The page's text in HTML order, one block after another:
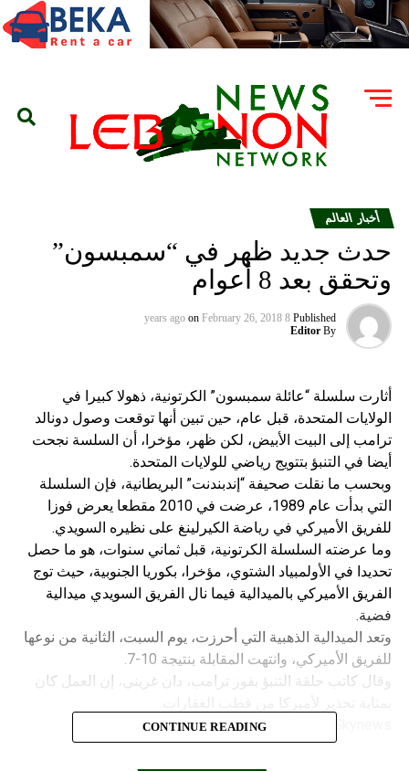
أخبار العالم
حدث جديد ظهر في “سمبسون”
وتحقق بعد 8 أعوام
Published
8 years ago
on February 26, 2018
By
Editor
أثارت سلسلة “عائلة سمبسون” الكرتونية، ذهولا كبيرا في
الولايات المتحدة، قبل عام، حين تبين أنها توقعت وصول دونالد
ترامب إلى البيت الأبيض، لكن ظهر، مؤخرا، أن السلسة نجحت
أيضا في التنبؤ بتتويج رياضي للولايات المتحدة.
وبحسب ما نقلت صحيفة “إندبندنت” البريطانية، فإن السلسلة
التي بدأت عام 1989، عرضت في 2010 مقطعا يعرض فوزا
للفريق الأميركي في رياضة الكيرلينغ على نظيره السويدي.
وما عرضته السلسلة الكرتونية، قبل ثماني سنوات، هو ما حصل
تحديدا في الأولمبياد الشتوي، مؤخرا، بكوريا الجنوبية، حيث توج
الفريق الأميركي بالميدالية فيما نال الفريق السويدي ميدالية
فضية.
وتعد الميدالية الذهبية التي أحرزت، يوم السبت، الثانية من نوعها
للفريق الأميركي، وانتهت المقابلة بنتيجة 10-7.
وقال كاتب حلقة التنبؤ بفوز ترامب، دان غريني، إن العمل كان
CONTINUE READING